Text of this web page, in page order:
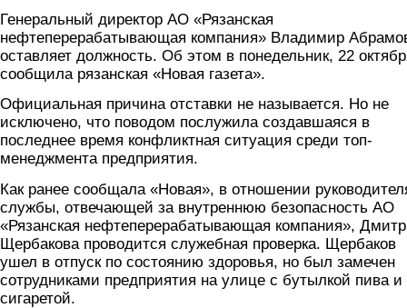
Генеральный директор АО «Рязанская
нефтеперерабатывающая компания» Владимир
оставляет должность. Об этом в понедельник, 22
сообщила рязанская «Новая газета».
Официальная причина отставки не называется. Но не
исключено, что поводом послужила создавшаяся в
последнее время конфликтная ситуация среди топ-
менеджмента предприятия.
Как ранее сообщала «Новая», в отношении
службы, отвечающей за внутреннюю безопасность АО
«Рязанская нефтеперерабатывающая компания»,
Щербакова проводится служебная проверка. Щербаков
ушел в отпуск по состоянию здоровья, но был замечен
сотрудниками предприятия на улице с бутылкой пива и
сигаретой.